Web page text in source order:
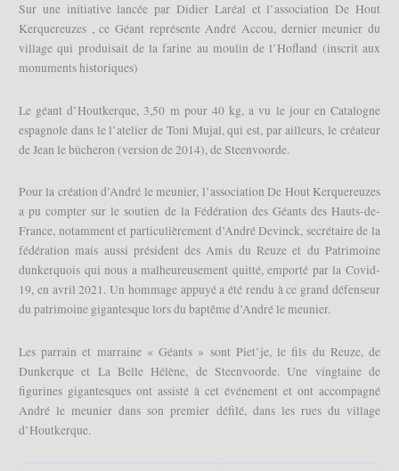
Sur une initiative lancée par Didier Laréal et l’association De Hout
Kerquereuzes , ce Géant représente André Accou, dernier meunier du
village qui produisait de la farine au moulin de l’Hofland (inscrit aux
monuments historiques)
Le géant d’Houtkerque, 3,50 m pour 40 kg, a vu le jour en Catalogne
espagnole dans le l’atelier de Toni Mujal, qui est, par ailleurs, le créateur
de Jean le bûcheron (version de 2014), de Steenvoorde.
Pour la création d’André le meunier, l’association De Hout Kerquereuzes
a pu compter sur le soutien de la Fédération des Géants des Hauts-de-
France, notamment et particulièrement d’André Devinck, secrétaire de la
fédération mais aussi président des Amis du Reuze et du Patrimoine
dunkerquois qui nous a malheureusement quitté, emporté par la Covid-
19, en avril 2021. Un hommage appuyé a été rendu à ce grand défenseur
du patrimoine gigantesque lors du baptême d’André le meunier.
Les parrain et marraine « Géants » sont Piet’je, le fils du Reuze, de
Dunkerque et La Belle Hélène, de Steenvoorde. Une vingtaine de
figurines gigantesques ont assisté à cet événement et ont accompagné
André le meunier dans son premier défilé, dans les rues du village
d’Houtkerque.